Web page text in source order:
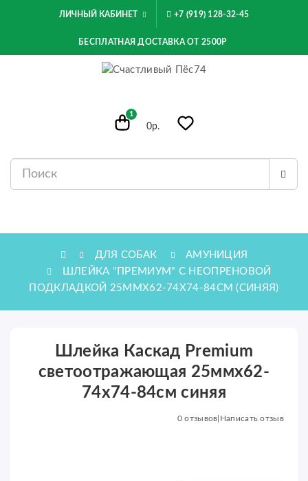
ЛИЧНЫЙ КАБИНЕТ +7 (919) 128-32-45
БЕСПЛАТНАЯ ДОСТАВКА ОТ 2500Р
1
0р.
ДЛЯ СОБАК
АМУНИЦИЯ
ШЛЕЙКА "ПРЕМИУМ" С НЕОПРЕНОВОЙ
ПОДКЛАДКОЙ 25ММХ62-74X74-84СМ (СИНЯЯ)
Шлейка Каскад Premium
светоотражающая 25ммх62-
74x74-84см синяя
0 отзывов Написать отзыв